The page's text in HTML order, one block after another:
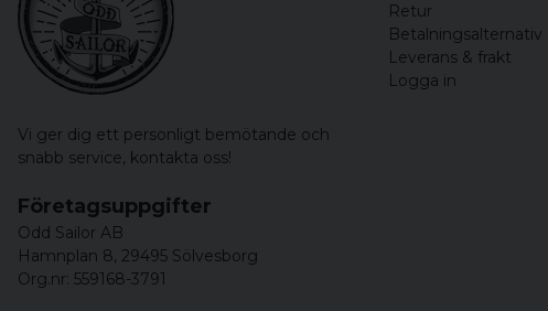
Vi ger dig ett personligt bemötande och
snabb service, kontakta oss!
Retur
Betalningsalternativ
Leverans & frakt
Logga in
Företagsuppgifter
Odd Sailor AB
Hamnplan 8, 29495 Sölvesborg
Org.nr: 559168-3791